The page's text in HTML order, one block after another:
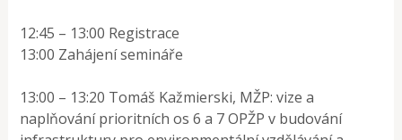
12:45 – 13:00 Registrace
13:00 Zahájení semináře
13:00 – 13:20 Tomáš Kažmierski, MŽP: vize a
naplňování prioritních os 6 a 7 OPŽP v budování